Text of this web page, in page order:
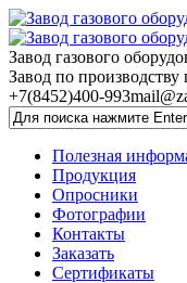
Skip
to
content
Завод газового
Завод по производству
+7(8452)400-993
Полезная
Продукция
Опросники
Фотографии
Контакты
Заказать
Сертификаты